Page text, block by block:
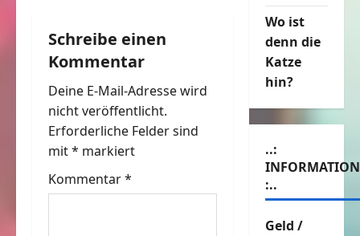
a
g
s
n
a
v
Schreibe einen
Kommentar
Deine E-Mail-Adresse wird
nicht veröffentlicht.
Erforderliche Felder sind
mit* markiert
Kommentar*
Wo ist
denn die
Katze
hin?
..:
:..
Geld /